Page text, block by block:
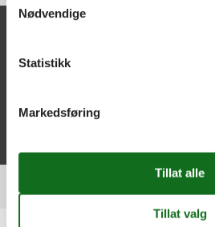
Følg med på gode tilbud fra våre
Foreldre toppartikler
Feriehus Sjælland
Nødvendige
Statistikk
Markedsføring